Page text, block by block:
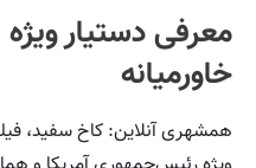
معرفی دستیار ویژه
خاورمیانه
همشهری آنلاین: کاخ سفید،